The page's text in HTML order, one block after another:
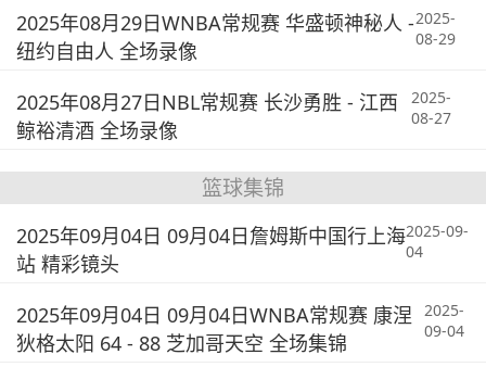
2025年08月29日WNBA常规赛 华盛顿神秘人 -
纽约自由人 全场录像
2025-
08-29
2025年08月27日NBL常规赛 长沙勇胜 - 江西
鲸裕清酒 全场录像
2025-
08-27
篮球集锦
2025年09月04日 09月04日詹姆斯中国行上海
站 精彩镜头
2025-09-
04
2025年09月04日 09月04日WNBA常规赛 康涅
狄格太阳 64 - 88 芝加哥天空 全场集锦
2025-
09-04